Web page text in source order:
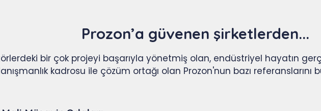
Prozon’a güvenen şirketlerden...
bir çok projeyi başarıyla yönetmiş olan, endüstriyel hayatın
kadrosu ile çözüm ortağı olan Prozon'nun bazı referanslarını